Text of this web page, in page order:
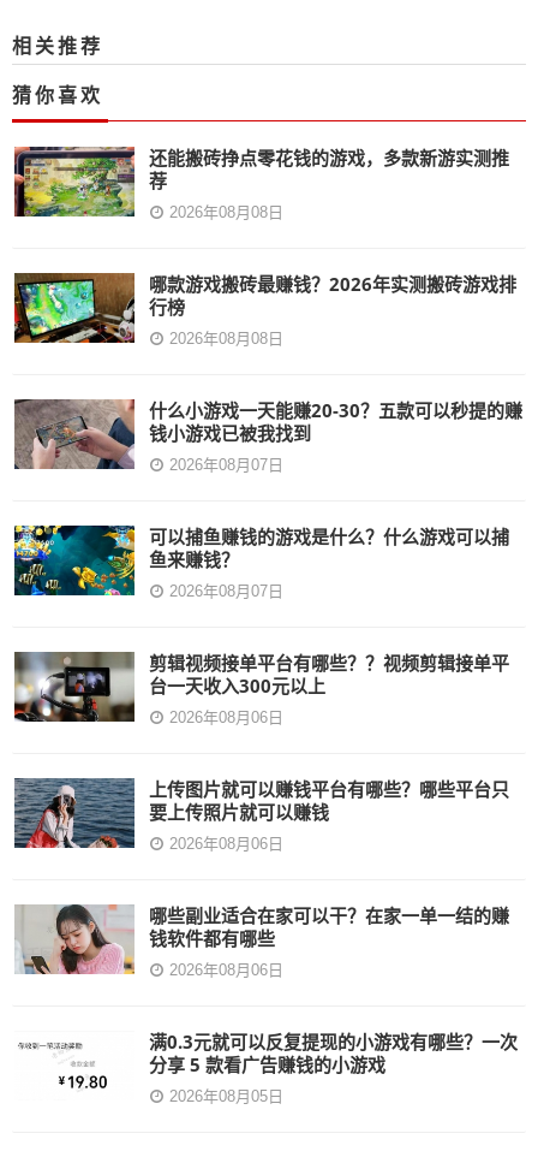
相关推荐
猜你喜欢
还能搬砖挣点零花钱的游戏，多款新游实测推
荐
2026年08月08日
哪款游戏搬砖最赚钱？2026年实测搬砖游戏排
行榜
2026年08月08日
什么小游戏一天能赚20-30？五款可以秒提的赚
钱小游戏已被我找到
2026年08月07日
可以捕鱼赚钱的游戏是什么？什么游戏可以捕
鱼来赚钱？
2026年08月07日
剪辑视频接单平台有哪些？？视频剪辑接单平
台一天收入300元以上
2026年08月06日
上传图片就可以赚钱平台有哪些？哪些平台只
要上传照片就可以赚钱
2026年08月06日
哪些副业适合在家可以干？在家一单一结的赚
钱软件都有哪些
2026年08月06日
满0.3元就可以反复提现的小游戏有哪些？一次
分享 5 款看广告赚钱的小游戏
2026年08月05日